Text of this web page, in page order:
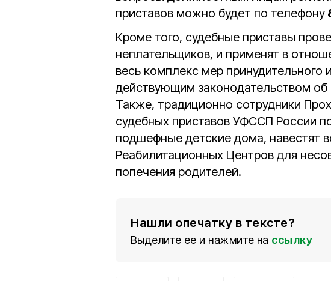
приставов можно будет по телефону
Кроме того, судебные приставы
неплательщиков, и применят в
весь комплекс мер
действующим законодательством
Также, традиционно сотрудники
судебных приставов УФССП России
подшефные детские дома, навестят
Реабилитационных Центров для
попечения родителей.
Нашли опечатку в тексте?
Выделите ее и нажмите на ссылку